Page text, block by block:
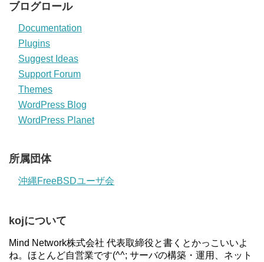
ブログロール
Documentation
Plugins
Suggest Ideas
Support Forum
Themes
WordPress Blog
WordPress Planet
所属団体
沖縄FreeBSDユーザ会
kojについて
Mind Network株式会社 代表取締役と書くとかっこいいよ
ね。ほとんど自営業です(^^; サーバの構築・運用、ネット